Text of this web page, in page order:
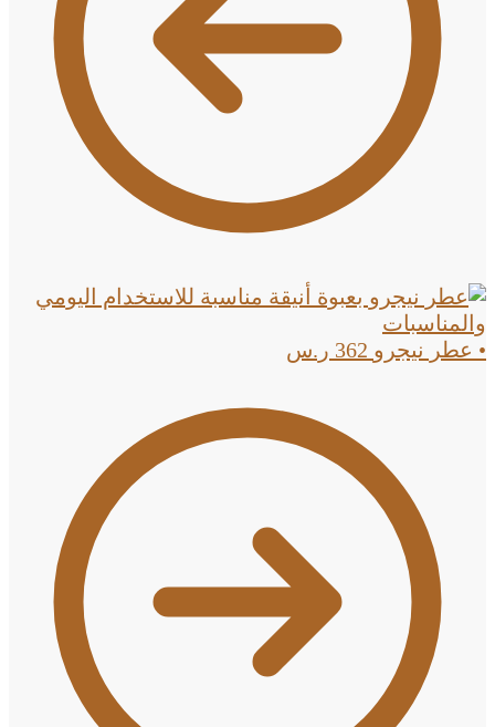
• عطر نيجرو 362 ر.س